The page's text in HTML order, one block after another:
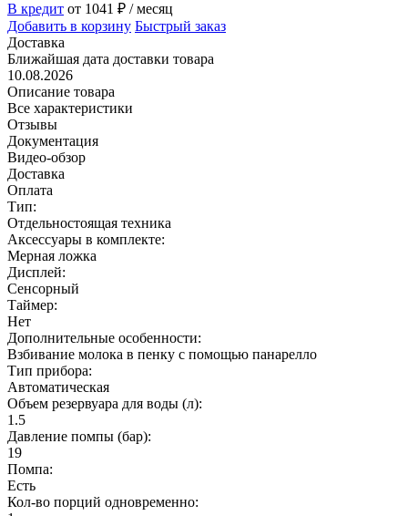
В кредит от 1041 ₽ / месяц
Добавить в корзину Быстрый заказ
Доставка
Ближайшая дата доставки товара
10.08.2026
Описание товара
Все характеристики
Отзывы
Документация
Видео-обзор
Доставка
Оплата
Тип:
Отдельностоящая техника
Аксессуары в комплекте:
Мерная ложка
Дисплей:
Сенсорный
Таймер:
Нет
Дополнительные особенности:
Взбивание молока в пенку с помощью панарелло
Тип прибора:
Автоматическая
Объем резервуара для воды (л):
1.5
Давление помпы (бар):
19
Помпа:
Есть
Кол-во порций одновременно: